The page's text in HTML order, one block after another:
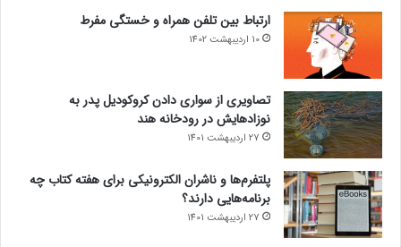
ارتباط بین تلفن همراه و خستگی مفرط
10 اردیبهشت 1402
تصاویری از سواری دادن کروکودیل پدر به
نوزادهایش در رودخانه هند
27 اردیبهشت 1401
پلتفرم‌ها و ناشران الکترونیکی برای هفته کتاب چه
برنامه‌هایی دارند؟
27 اردیبهشت 1401